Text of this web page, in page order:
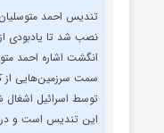
تندیس احمد
نصب شد تا یادبودی
انگشت اشاره احمد
سمت سرزمین‌هایی
توسط اسرائیل اشغال
این تندیس است و در